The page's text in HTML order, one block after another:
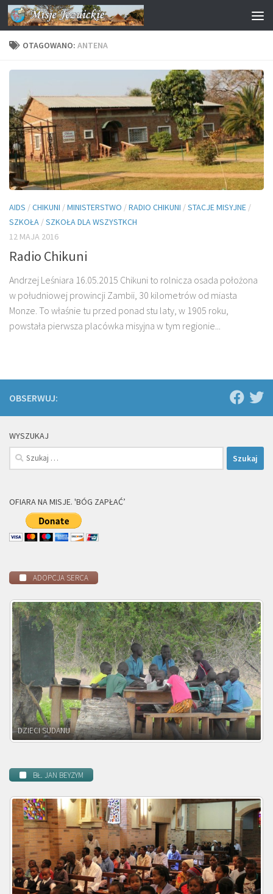
Przejdź do treści
OTAGOWANO: ANTENA
AIDS /CHIKUNI /MINISTERSTWO /RADIO CHIKUNI /STACJE MISYJNE /
SZKOŁA /SZKOŁA DLA WSZYSTKCH
12 MAJA 2016
Radio Chikuni
Andrzej Leśniara 16.05.2015 Chikuni to rolnicza osada położona
w południowej prowincji Zambii, 30 kilometrów od miasta
Monze. To właśnie tu przed ponad stu laty, w 1905 roku,
powstała pierwsza placówka misyjna w tym regionie...
OBSERWUJ:
WYSZUKAJ
Szukaj:
OFIARA NA MISJE. 'BÓG ZAPŁAĆ’
ADOPCJA SERCA
DZIECI ZAMBII
BŁ. JAN BEYZYM